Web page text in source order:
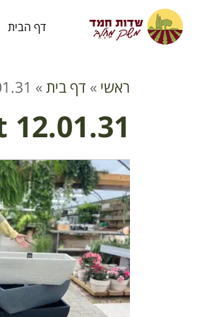
לתוכן
דף הבית
ראשי » דף בית»